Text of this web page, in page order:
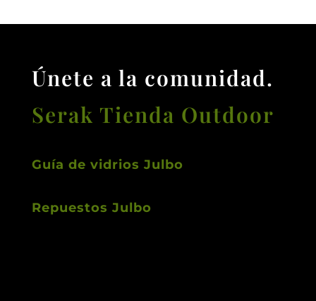
Únete a la comunidad.
Serak Tienda Outdoor
Guía de vidrios Julbo
Repuestos Julbo